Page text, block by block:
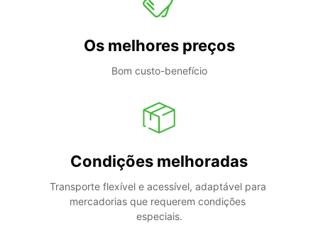
Os melhores preços
Bom custo-benefício
Condições melhoradas
Transporte flexível e acessível, adaptável para
mercadorias que requerem condições
especiais.